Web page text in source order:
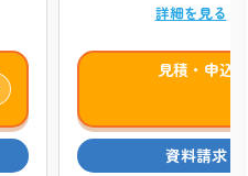
詳細を見る
見積・申込